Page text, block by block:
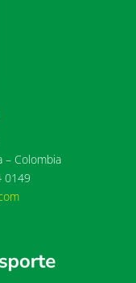
– Colombia